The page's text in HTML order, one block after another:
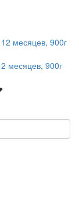
месяцев, 900г